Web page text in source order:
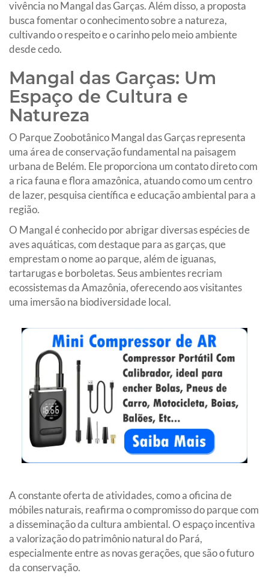
vivência no Mangal das Garças. Além disso, a proposta
busca fomentar o conhecimento sobre a natureza,
cultivando o respeito e o carinho pelo meio ambiente
desde cedo.
Mangal das Garças: Um
Espaço de Cultura e
Natureza
O Parque Zoobotânico Mangal das Garças representa
uma área de conservação fundamental na paisagem
urbana de Belém. Ele proporciona um contato direto com
a rica fauna e flora amazônica, atuando como um centro
de lazer, pesquisa científica e educação ambiental para a
região.
O Mangal é conhecido por abrigar diversas espécies de
aves aquáticas, com destaque para as garças, que
emprestam o nome ao parque, além de iguanas,
tartarugas e borboletas. Seus ambientes recriam
ecossistemas da Amazônia, oferecendo aos visitantes
uma imersão na biodiversidade local.
A constante oferta de atividades, como a oficina de
móbiles naturais, reafirma o compromisso do parque com
a disseminação da cultura ambiental. O espaço incentiva
a valorização do patrimônio natural do Pará,
especialmente entre as novas gerações, que são o futuro
da conservação.